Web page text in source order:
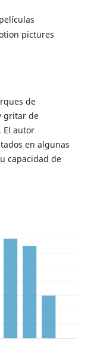
pictures
de
gritar de
El autor
en algunas
capacidad de